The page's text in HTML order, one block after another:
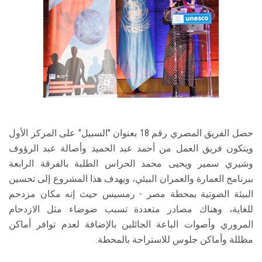
حصل الفريق المصري رقم 18 بعنوان "السبيل" على المركز الأول
ويتكون فريق العمل من أحمد عبد الحميد وأصالة عبد الرؤوف
وشيري سمير ويحيى محمد الحراس الطلبة بالفرقة الرابعة
ببرنامج العمارة والعمران البيئي، ويهدف هذا المشروع إلى تحسين
البيئة الصوتية بمحطة مصر - رمسيس حيث إنه مكان مزدحم
للغاية، وهناك مصادر متعددة تسبب ضوضاء مثل الازدحام
المروري وأصوات الباعة الجائلين بالإضافة لعدم توافر أماكن
مظللة وأماكن جلوس للاستراحة بالمحطة.